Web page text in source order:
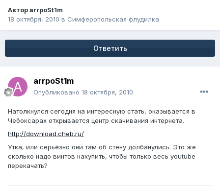
АвторarrpoSt1m
18 октября, 2010 в Симферопольская флудилка
Ответить
arrpoSt1m
Опубликовано 18 октября, 2010
Натолкнулся сегодня на интересную стать, оказывается в
Чебоксарах открывается центр скачивания интернета.
http://download.cheb.ru/
Утка, или серьёзно они там об стену долбанулись. Это же
сколько надо винтов накупить, чтобы только весь youtube
перекачать?